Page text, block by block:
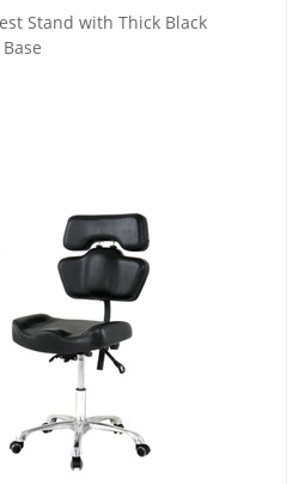
Stand with Thick Black